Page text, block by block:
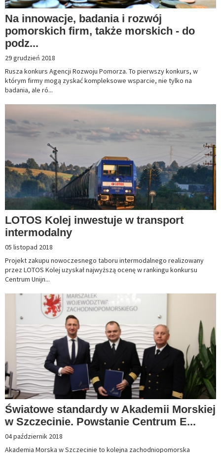
Na innowacje, badania i rozwój
pomorskich firm, także morskich - do
podz...
29 grudzień 2018
Rusza konkurs Agencji Rozwoju Pomorza. To pierwszy konkurs, w
którym firmy mogą zyskać kompleksowe wsparcie, nie tylko na
badania, ale ró...
LOTOS Kolej inwestuje w transport
intermodalny
05 listopad 2018
Projekt zakupu nowoczesnego taboru intermodalnego realizowany
przez LOTOS Kolej uzyskał najwyższą ocenę w rankingu konkursu
Centrum Unijn...
Światowe standardy w Akademii Morskiej
w Szczecinie. Powstanie Centrum E...
04 październik 2018
Akademia Morska w Szczecinie to kolejna zachodniopomorska